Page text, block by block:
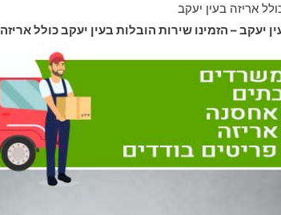
אריזה בעין יעקב
יעקב – הזמינו שירות הובלות בעין יעקב כולל אריזה